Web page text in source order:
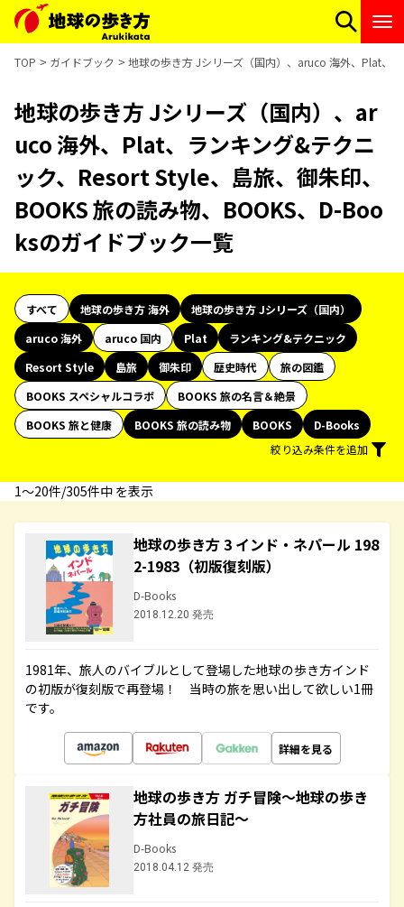
TOP ガイドブック 地球の歩き方 Jシリーズ（国内）、aruco 海外、Plat、
地球の歩き方 Jシリーズ（国内）、ar
uco 海外、Plat、ランキング&テクニ
ック、Resort Style、島旅、御朱印、
BOOKS 旅の読み物、BOOKS、D-Boo
ksのガイドブック一覧
すべて 地球の歩き方 海外
地球の歩き方 Jシリーズ（国内）
aruco 海外
aruco 国内 Plat
ランキング&テクニック
Resort Style
島旅 御朱印 歴史時代
旅の図鑑
BOOKS スペシャルコラボ
BOOKS 旅の名言＆絶景
BOOKS 旅と健康
BOOKS 旅の読み物 BOOKS
D-Books
絞り込み条件を追加
1〜20件/305件中 を表示
地球の歩き方 3 インド・ネパール 198
2-1983（初版復刻版）
D-Books
2018.12.20 発売
1981年、旅人のバイブルとして登場した地球の歩き方インド
の初版が復刻版で再登場！ 当時の旅を思い出して欲しい1冊
です。
詳細を見る
地球の歩き方 ガチ冒険～地球の歩き
方社員の旅日記～
D-Books
2018.04.12 発売